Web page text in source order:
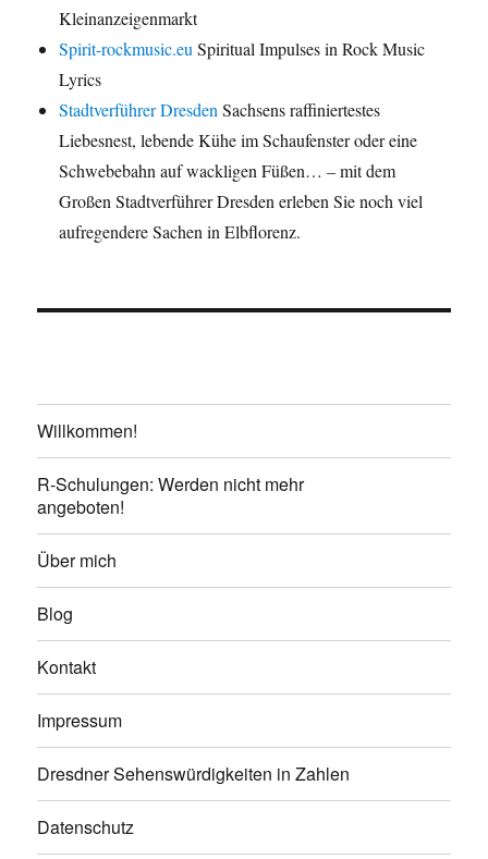
Kleinanzeigenmarkt
Spirit-rockmusic.eu Spiritual Impulses in Rock Music
Lyrics
Stadtverführer Dresden Sachsens raffiniertestes
Liebesnest, lebende Kühe im Schaufenster oder eine
Schwebebahn auf wackligen Füßen… – mit dem
Großen Stadtverführer Dresden erleben Sie noch viel
aufregendere Sachen in Elbflorenz.
Willkommen!
R-Schulungen: Werden nicht mehr
angeboten!
Über mich
Blog
Kontakt
Impressum
Dresdner Sehenswürdigkeiten in Zahlen
Datenschutz